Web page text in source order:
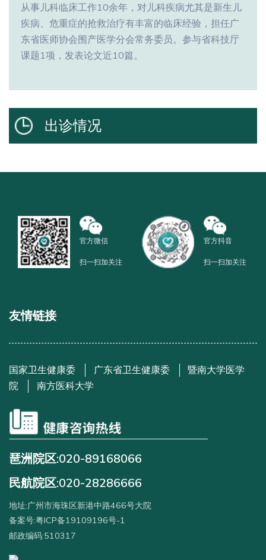
从事儿科临床工作10余年，对儿科疾病尤其是新生儿
疾病、危重症的抢救治疗有丰富的临床经验，担任广
东省医师协会围产医学分会常务委员。参与省科技厅
课题1项，发表论文近10篇。
出诊情况
官方微信
扫一扫加关注
官方抖音
扫一扫加关注
友情链接
国家卫生健康委 广东省卫生健康委
暨南大学医学
院
南方医科大学
琶洲院区:020-89168066
民航院区:020-28286666
地址:广州市海珠区新港中路466号大院
备案号:粤ICP备19109196号-1
邮政编码:510317